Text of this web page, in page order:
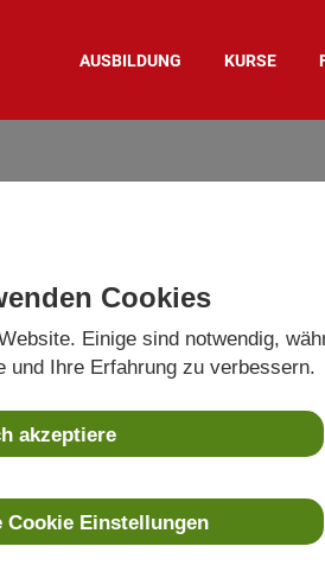
Cookies
Einige sind notwendig,
und Ihre Erfahrung zu verbessern.
akzeptiere
Cookie Einstellungen
AUSBILDUNG KURSE